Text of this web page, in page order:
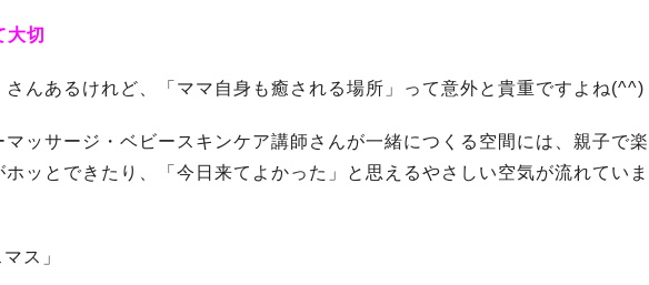
大切
んあるけれど、「ママ自身も癒される場所」って意外と貴重ですよね(^^)
ッサージ・ベビースキンケア講師さんが一緒につくる空間には、親子で
ッとできたり、「今日来てよかった」と思えるやさしい空気が流れてい
ス」